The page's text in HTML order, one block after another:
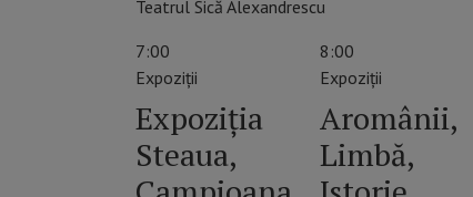
Teatrul Sică Alexandrescu
7:00
Expoziții
Expoziția
Steaua,
8:00
Expoziții
Aromânii,
Limbă,